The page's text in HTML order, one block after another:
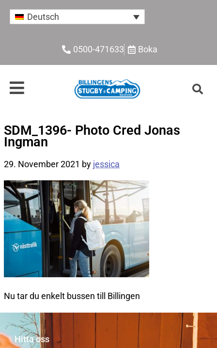
Deutsch
0500-471633 Boka
SDM_1396- Photo Cred Jonas
Ingman
29. November 2021 by jessica
Nu tar du enkelt bussen till Billingen
Hitta oss